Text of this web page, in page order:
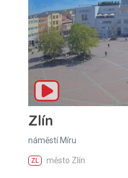
Zlín
náměstí Míru
ZL město Zlín